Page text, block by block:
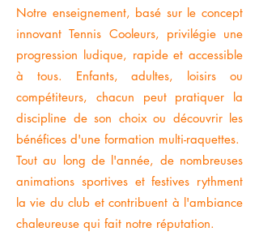
Notre enseignement, basé sur le concept
innovant Tennis Cooleurs, privilégie une
progression ludique, rapide et accessible
à tous. Enfants, adultes, loisirs ou
compétiteurs, chacun peut pratiquer la
discipline de son choix ou découvrir les
bénéfices d'une formation multi-raquettes.
Tout au long de l'année, de nombreuses
animations sportives et festives rythment
la vie du club et contribuent à l'ambiance
chaleureuse qui fait notre réputation.